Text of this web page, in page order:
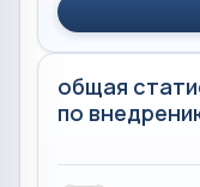
общая
по